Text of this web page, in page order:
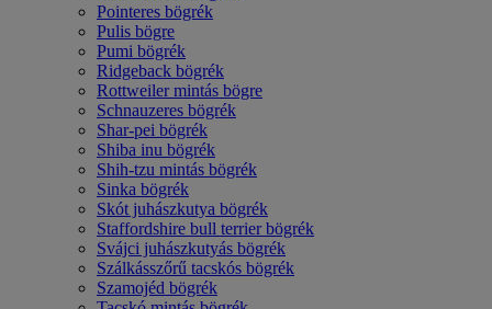
Pointeres bögrék
Pulis bögre
Pumi bögrék
Ridgeback bögrék
Rottweiler mintás bögre
Schnauzeres bögrék
Shar-pei bögrék
Shiba inu bögrék
Shih-tzu mintás bögrék
Sinka bögrék
Skót juhászkutya bögrék
Staffordshire bull terrier bögrék
Svájci juhászkutyás bögrék
Szálkásszőrű tacskós bögrék
Szamojéd bögrék